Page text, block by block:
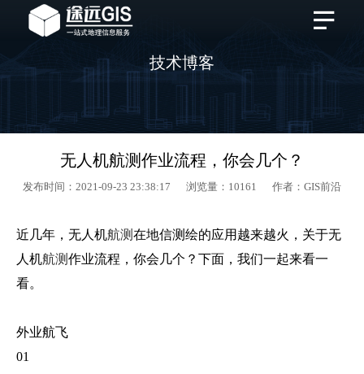
技术博客
无人机航测作业流程，你会几个？
发布时间：2021-09-23 23:38:17 浏览量：10161 作者：GIS前沿
近几年，无人机航测在地信测绘的应用越来越火，关于无
人机航测作业流程，你会几个？下面，我们一起来看一
看。
外业航飞
01